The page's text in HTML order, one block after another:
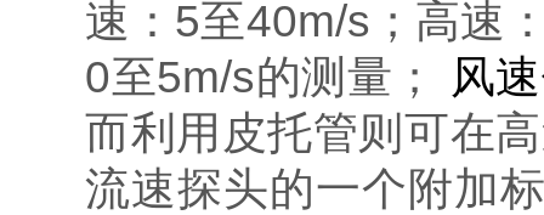
速：5至40m/s；高速
0至5m/s的测量；
风
而利用皮托管则可在
流速探头的一个附加